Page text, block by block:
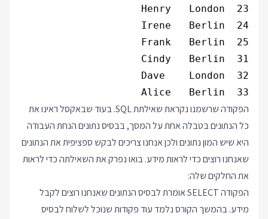
33  Alice   Berlin
הפקודה שרשמנו נקראת שאילתת SQL. בעוד שבאקסל ראינו את
כל הנתונים בטבלה אחת על המסך, בבסיס נתונים הנחת העבודה
היא שיש המון נתונים ולכן אנחנו צריכים לבקש ספציפית את הנתונים
שאנחנו רוצים כדי לראות מידע. בואו נפרק את השאילתה כדי לראות
את החלקים שלה:
הפקודה SELECT אומרת לבסיס הנתונים שאנחנו רוצים לקבל
מידע. בהמשך הקורס נלמד עוד פקודות שנוכל לשלוח לבסיס